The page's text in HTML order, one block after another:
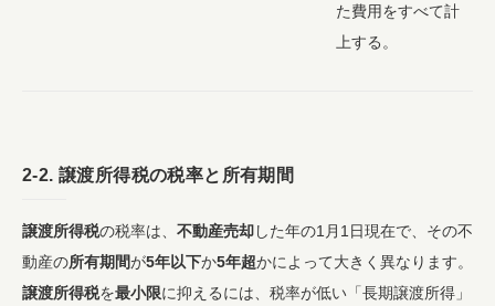
た費用をすべて計
上する。
2-2. 譲渡所得税の税率と所有期間
譲渡所得税の税率は、 不動産売却 した年の1月1日現在で、その不
動産の所有期間が5年以下か5年超かによって大きく異なります。
譲渡所得税を最小限に抑えるには、税率が低い「長期譲渡所得」